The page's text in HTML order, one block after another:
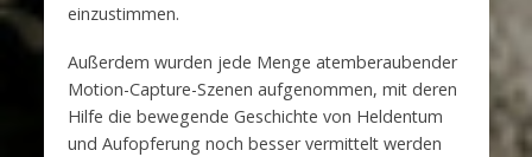
einzustimmen.
Außerdem wurden jede Menge atemberaubender
Motion-Capture-Szenen aufgenommen, mit deren
Hilfe die bewegende Geschichte von Heldentum
und Aufopferung noch besser vermittelt werden